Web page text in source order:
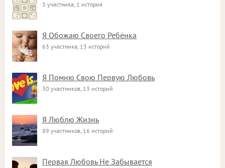
3 участника, 1 история
Я Обожаю Своего Ребёнка
63 участника, 13 историй
Я Помню Свою Первую Любовь
30 участников, 13 историй
Я Люблю Жизнь
89 участников, 16 историй
Первая Любовь Не Забывается